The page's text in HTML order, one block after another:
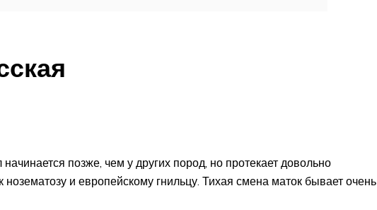
позже, чем у других пород, но протекает довольно
нозематозу и европейскому гнильцу. Тихая смена маток бывает очень